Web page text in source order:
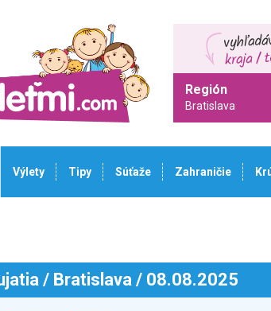
Región
Bratislava
Výlety Tipy Súťaže Zahraničie
/ Bratislava / 08.08.2025